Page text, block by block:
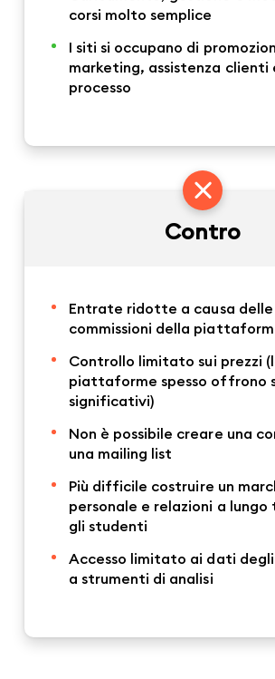
corsi molto semplice
I siti si occupano di
marketing, assistenza clienti
processo
Contro
Entrate ridotte a causa
commissioni della
Controllo limitato sui prezzi
piattaforme spesso offrono
significativi)
Non è possibile creare una
una mailing list
Più difficile costruire un
personale e relazioni a lungo
gli studenti
Accesso limitato ai dati
a strumenti di analisi